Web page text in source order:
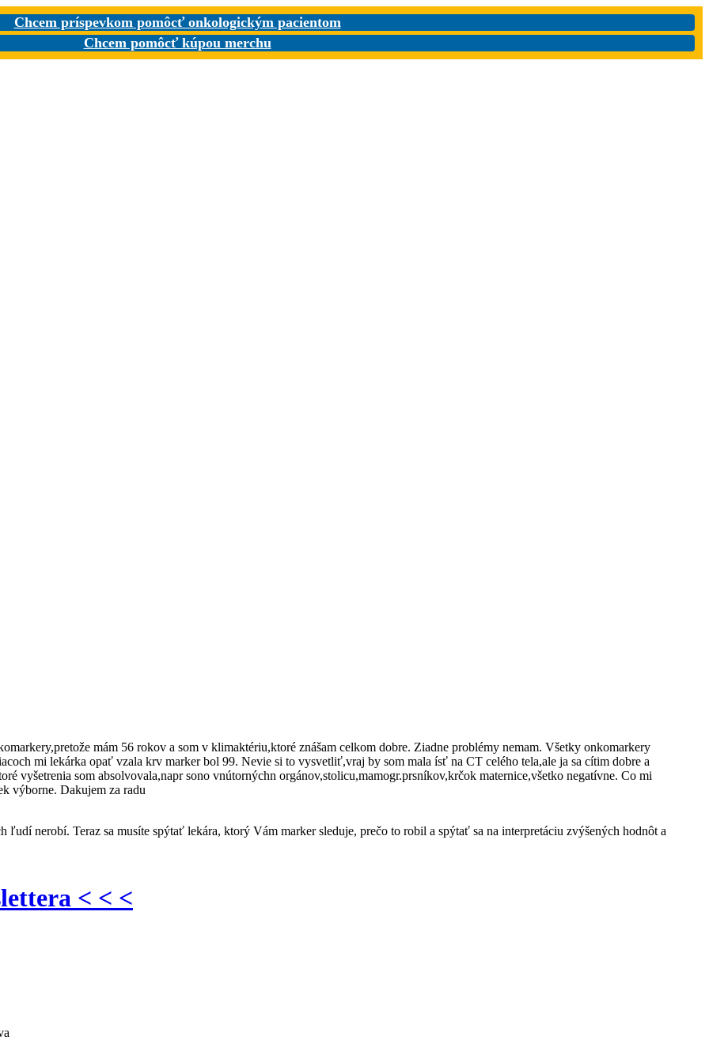
Chcem príspevkom pomôcť onkologickým pacientom
Chcem pomôcť kúpou merchu
mám 56 rokov a som v klimaktériu,ktoré znášam celkom dobre. Ziadne problémy nemam. Všetky onkomarkery
mi lekárka opať vzala krv marker bol 99. Nevie si to vysvetliť,vraj by som mala ísť na CT celého tela,ale ja sa cítim dobre a
vyšetrenia som absolvovala,napr sono vnútornýchn orgánov,stolicu,mamogr.prsníkov,krčok maternice,všetko negatívne. Co mi
výborne. Dakujem za radu
nerobí. Teraz sa musíte spýtať lekára, ktorý Vám marker sleduje, prečo to robil a spýtať sa na interpretáciu zvýšených hodnôt a
< < <